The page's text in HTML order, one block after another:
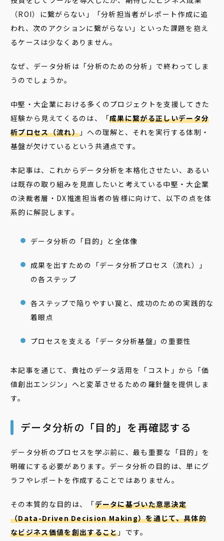
（ROI）に繋がらない」「分析担当者がレポート作成に追
われ、次のアクションに繋がらない」といった課題を抱え
るケースは少なくありません。
なぜ、データ分析は「分析のための分析」で終わってしま
うのでしょうか。
中堅・大企業における多くのプロジェクトを支援してきた
経験から見えてくるのは、「成果に繋がる正しいデータ分
析プロセス（流れ）」への理解と、それを実行する体制・
基盤が欠けているという共通点です。
本記事は、これからデータ分析を本格化させたい、あるい
は既存の取り組みを見直したいと考えている中堅・大企業
の決裁者層・DX推進担当者の皆様に向けて、以下の点を体
系的に解説します。
データ分析の「目的」と全体像
成果を出すための「データ分析プロセス（流れ）」
の各ステップ
各ステップで陥りやすい罠と、成功のための実践的な
着眼点
プロセスを支える「データ分析基盤」の重要性
本記事を通じて、貴社のデータ活用を「コスト」から「価
値創出エンジン」へと変革させるための羅針盤を提供しま
す。
データ分析の「目的」を再確認する
データ分析のプロセスを学ぶ前に、最も重要な「目的」を
明確にする必要があります。データ分析の目的は、単にグ
ラフやレポートを作成することではありません。
その本質的な目的は、「データに基づいた意思決定
（Data-Driven Decision Making）を通じて、具体的
なビジネス価値を創出すること 」です。